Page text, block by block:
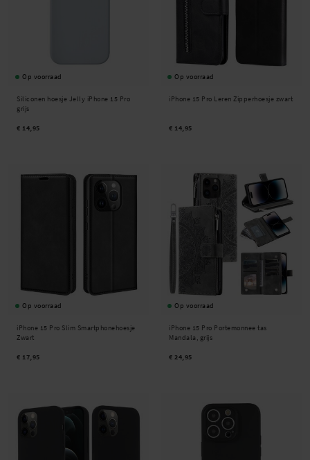
Op voorraad
Siliconen hoesje Jelly iPhone 15 Pro
grijs
€ 14,95
Op voorraad
iPhone 15 Pro Leren Zipperhoesje zwart
€ 14,95
Op voorraad
iPhone 15 Pro Slim Smartphonehoesje
Zwart
€ 17,95
Op voorraad
iPhone 15 Pro Portemonnee tas
Mandala, grijs
€ 24,95